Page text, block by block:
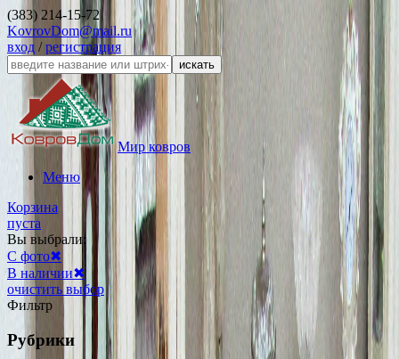
(383) 214-15-72
KovrovDom@mail.ru
вход /регистрация
искать
Мир ковров
Меню
Корзина
пуста
Вы выбрали:
С фото✖
В наличии✖
очистить выбор
Фильтр
Рубрики